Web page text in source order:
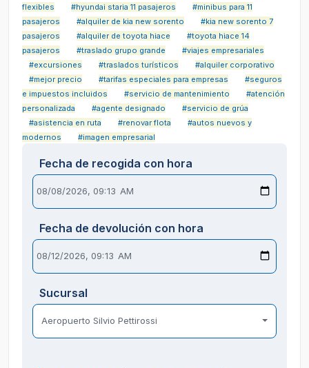
flexibles
#hyundai staria 11 pasajeros
#minibus para 11
pasajeros
#alquiler de kia new sorento
#kia new sorento 7
pasajeros
#alquiler de toyota hiace
#toyota hiace 14
pasajeros
#traslado grupo grande
#viajes empresariales
#excursiones
#traslados turísticos
#alquiler corporativo
#mejor precio
#tarifas especiales para empresas
#seguros
e impuestos incluidos
#servicio de mantenimiento
#atención
personalizada
#agente designado
#servicio de grúa
#asistencia en ruta
#renovar flota
#autos nuevos y
modernos
#imagen empresarial
Fecha de recogida con hora
Fecha de devolución con hora
Sucursal
Aeropuerto Silvio Pettirossi